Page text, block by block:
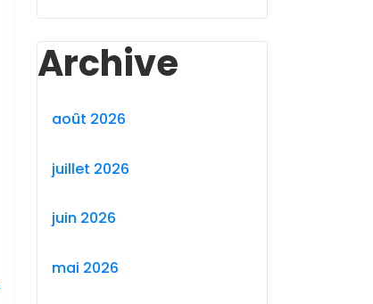
Archive
août 2026
juillet 2026
juin 2026
mai 2026